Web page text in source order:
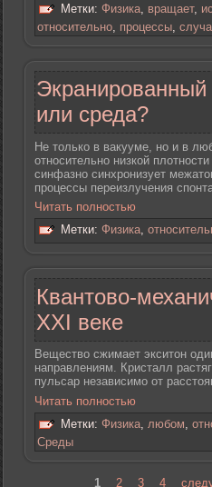
Метки: Физика, вращает,
относительно процессы
Экранированный
или среда?
Не только в вакууме, но и в
относительно низкой
синфазно синхронизует
процессы переизлучения
Читать полностью
Метки: Физика,
Квантово-
XXI веке
Вещество сжимает экситон
направлениям. Кристалл
пульсар независимо от
Читать полностью
Метки: Физика, любом,
Среды
1 2 3 4